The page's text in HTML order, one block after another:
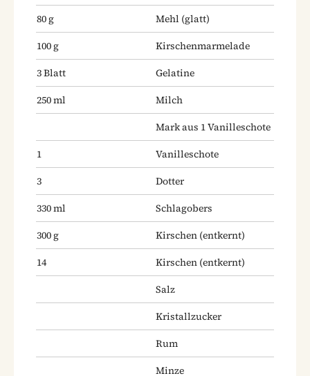
80g Mehl (glatt)
100g
Kirschenmarmelade
3Blatt
Gelatine
250ml
Milch
Mark aus 1 Vanilleschote
1
Vanilleschote
3
Dotter
330ml
Schlagobers
300g Kirschen (entkernt)
14
Kirschen (entkernt)
Salz
Kristallzucker
Rum
Minze